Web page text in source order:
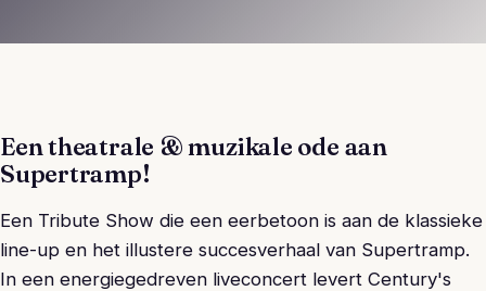
Een theatrale & muzikale ode aan
Supertramp!
Een Tribute Show die een eerbetoon is aan de klassieke
line-up en het illustere succesverhaal van Supertramp.
In een energiegedreven liveconcert levert Century's